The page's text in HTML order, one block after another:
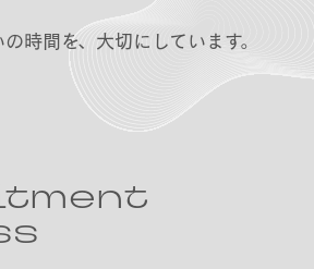
時間を、大切にしています。